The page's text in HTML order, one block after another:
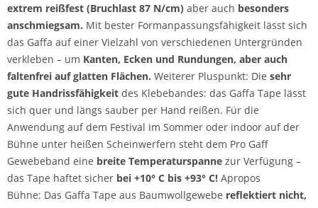
extrem reißfest (Bruchlast 87 N/cm) aber auch besonders
anschmiegsam. Mit bester Formanpassungsfähigkeit lässt sich
das Gaffa auf einer Vielzahl von verschiedenen Untergründen
verkleben – um Kanten, Ecken und Rundungen, aber auch
faltenfrei auf glatten Flächen. Weiterer Pluspunkt: Die sehr
gute Handrissfähigkeit des Klebebandes: das Gaffa Tape lässt
sich quer und längs sauber per Hand reißen. Für die
Anwendung auf dem Festival im Sommer oder indoor auf der
Bühne unter heißen Scheinwerfern steht dem Pro Gaff
Gewebeband eine breite Temperaturspanne zur Verfügung –
das Tape haftet sicher bei +10° C bis +93° C! Apropos
Bühne: Das Gaffa Tape aus Baumwollgewebe reflektiert nicht,